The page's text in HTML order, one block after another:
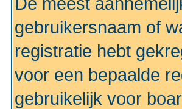
gebruikersnaam of
registratie hebt
voor een bepaalde
gebruikelijk voor